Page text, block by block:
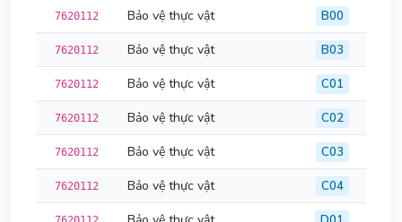
7620112 Bảo vệ thực vật B00
7620112 Bảo vệ thực vật B03
7620112 Bảo vệ thực vật C01
7620112 Bảo vệ thực vật C02
7620112 Bảo vệ thực vật C03
7620112 Bảo vệ thực vật C04